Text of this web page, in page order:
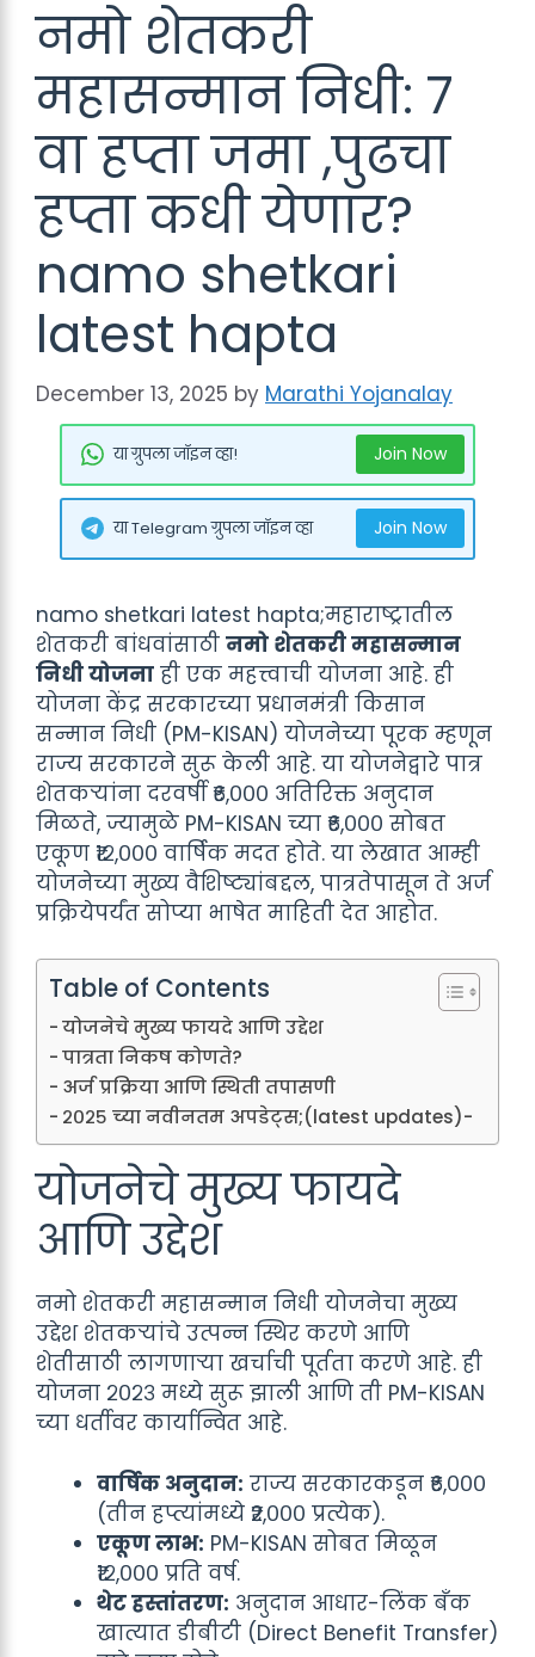
नमो शेतकरी
महासन्मान निधी: 7
वा हप्ता जमा ,पुढचा
हप्ता कधी येणार?
namo shetkari
latest hapta
December 13, 2025 by Marathi Yojanalay
या ग्रुपला जॉइन व्हा! Join Now
या Telegram ग्रुपला जॉइन व्हा Join Now
namo shetkari latest hapta;महाराष्ट्रातील
शेतकरी बांधवांसाठी नमो शेतकरी महासन्मान
निधी योजना ही एक महत्त्वाची योजना आहे. ही
योजना केंद्र सरकारच्या प्रधानमंत्री किसान
सन्मान निधी (PM-KISAN) योजनेच्या पूरक म्हणून
राज्य सरकारने सुरू केली आहे. या योजनेद्वारे पात्र
शेतकऱ्यांना दरवर्षी ₹६,००० अतिरिक्त अनुदान
मिळते, ज्यामुळे PM-KISAN च्या ₹६,००० सोबत
एकूण ₹१२,००० वार्षिक मदत होते. या लेखात आम्ही
योजनेच्या मुख्य वैशिष्ट्यांबद्दल, पात्रतेपासून ते अर्ज
प्रक्रियेपर्यंत सोप्या भाषेत माहिती देत आहोत.
Table of Contents
योजनेचे मुख्य फायदे आणि उद्देश
पात्रता निकष कोणते?
अर्ज प्रक्रिया आणि स्थिती तपासणी
२०२५ च्या नवीनतम अपडेट्स;(latest updates)-
योजनेचे मुख्य फायदे
आणि उद्देश
नमो शेतकरी महासन्मान निधी योजनेचा मुख्य
उद्देश शेतकऱ्यांचे उत्पन्न स्थिर करणे आणि
शेतीसाठी लागणाऱ्या खर्चाची पूर्तता करणे आहे. ही
योजना २०२३ मध्ये सुरू झाली आणि ती PM-KISAN
च्या धर्तीवर कार्यान्वित आहे.
वार्षिक अनुदान: राज्य सरकारकडून ₹६,०००
(तीन हप्त्यांमध्ये ₹२,००० प्रत्येक).
एकूण लाभ: PM-KISAN सोबत मिळून
₹१२,००० प्रति वर्ष.
थेट हस्तांतरण: अनुदान आधार-लिंक बँक
खात्यात डीबीटी (Direct Benefit Transfer)